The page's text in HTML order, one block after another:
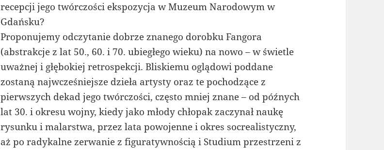
recepcji jego twórczości ekspozycja w Muzeum Narodowym w
Gdańsku?
Proponujemy odczytanie dobrze znanego dorobku Fangora
(abstrakcje z lat 50., 60. i 70. ubiegłego wieku) na nowo – w świetle
uważnej i głębokiej retrospekcji. Bliskiemu oglądowi poddane
zostaną najwcześniejsze dzieła artysty oraz te pochodzące z
pierwszych dekad jego twórczości, często mniej znane – od późnych
lat 30. i okresu wojny, kiedy jako młody chłopak zaczynał naukę
rysunku i malarstwa, przez lata powojenne i okres socrealistyczny,
aż po radykalne zerwanie z figuratywnością i Studium przestrzeni z